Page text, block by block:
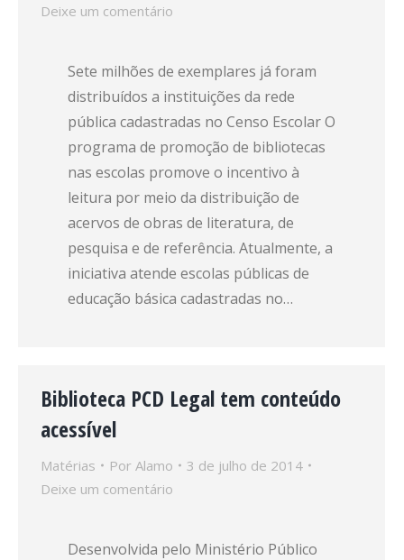
Deixe um comentário
Sete milhões de exemplares já foram
distribuídos a instituições da rede
pública cadastradas no Censo Escolar O
programa de promoção de bibliotecas
nas escolas promove o incentivo à
leitura por meio da distribuição de
acervos de obras de literatura, de
pesquisa e de referência. Atualmente, a
iniciativa atende escolas públicas de
educação básica cadastradas no…
Biblioteca PCD Legal tem conteúdo
acessível
Matérias Por Alamo
3 de julho de 2014
Deixe um comentário
Desenvolvida pelo Ministério Público